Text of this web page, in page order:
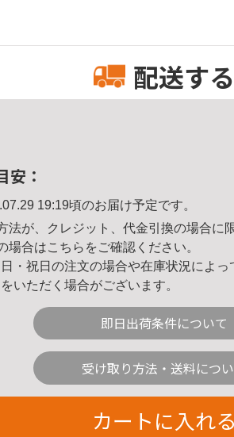
配送する
安：
19:19頃のお届け予定です。
法が、クレジット、代金引換の場合に
場合はこちら をご確認ください。
・祝日の注文の場合や在庫状況によっ
いただく場合がございます。
即日出荷条件について
受け取り方法・送料につ
カートに入れる